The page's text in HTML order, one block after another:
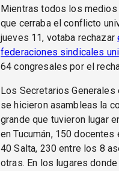
Mientras todos los medios
que cerraba el conflicto
jueves 11, votaba rechazar
federaciones sindicales
64 congresales por el
Los Secretarios
se hicieron asambleas la
grande que tuvieron lugar
en Tucumán, 150
40 Salta, 230 entre los 8
otras. En los lugares